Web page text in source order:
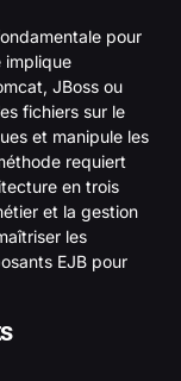
pour
implique
JBoss ou
fichiers sur le
et manipule les
requiert
en trois
et la gestion
les
EJB pour